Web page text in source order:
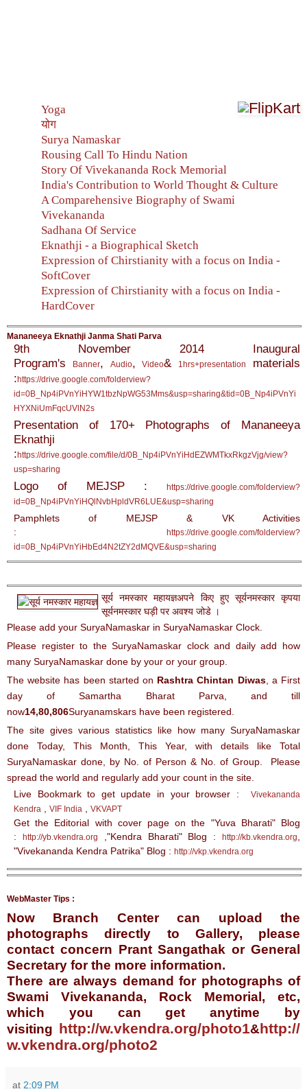
Yoga
योग
Surya Namaskar
Rousing Call To Hindu Nation
Story Of Vivekananda Rock Memorial
India's Contribution to World Thought & Culture
A Comparehensive Biography of Swami
Vivekananda
Sadhana Of Service
Eknathji - a Biographical Sketch
Expression of Chirstianity with a focus on India -
SoftCover
Expression of Chirstianity with a focus on India -
HardCover
Mananeeya Eknathji Janma Shati Parva
9th November 2014 Inaugural
Program's
Banner, Audio, Video& 1hrs+presentation
materials
: https://drive.google.com/folderview?
id=0B_Np4iPVnYiHYW1tbzNpWG53Mms&usp=sharing&tid=0B_Np4iPVnYi
HYXNiUmFqcUVlN2s
Presentation of 170+ Photographs of Mananeeya
Eknathji
: https://drive.google.com/file/d/0B_Np4iPVnYiHdEZWMTkxRkgzVjg/view?
usp=sharing
Logo of MEJSP :
https://drive.google.com/folderview?
id=0B_Np4iPVnYiHQlNvbHpldVR6LUE&usp=sharing
Pamphlets of MEJSP & VK Activities
:
https://drive.google.com/folderview?
id=0B_Np4iPVnYiHbEd4N2tZY2dMQVE&usp=sharing
सूर्य नमस्कार महायज्ञअपने किए हुए सूर्यनमस्कार कृपया
सूर्यनमस्कार घड़ी पर अवश्य जोडे ।
Please add your SuryaNamaskar in SuryaNamaskar Clock.
Please register to the SuryaNamaskar clock and daily add how
many SuryaNamaskar done by your or your group.
The website has been started on Rashtra Chintan Diwas, a First
day of Samartha Bharat Parva, and till
now14,80,806Suryanamskars have been registered.
The site gives various statistics like how many SuryaNamaskar
done Today, This Month, This Year, with details like Total
SuryaNamaskar done, by No. of Person & No. of Group. Please
spread the world and regularly add your count in the site.
Live Bookmark to get update in your browser :
Vivekananda
Kendra
VIF India VKVAPT
Get the Editorial with cover page on the "Yuva Bharati" Blog
:
http://yb.vkendra.org ,"Kendra Bharati" Blog :http://kb.vkendra.org
"Vivekananda Kendra Patrika" Blog : http://vkp.vkendra.org
WebMaster Tips :
Now Branch Center can upload the
photographs directly to Gallery, please
contact concern Prant Sangathak or General
Secretary for the more information.
There are always demand for photographs of
Swami Vivekananda, Rock Memorial, etc,
which you can get anytime by
visiting http://w.vkendra.org/photo1&http://
w.vkendra.org/photo2
at 2:09 PM